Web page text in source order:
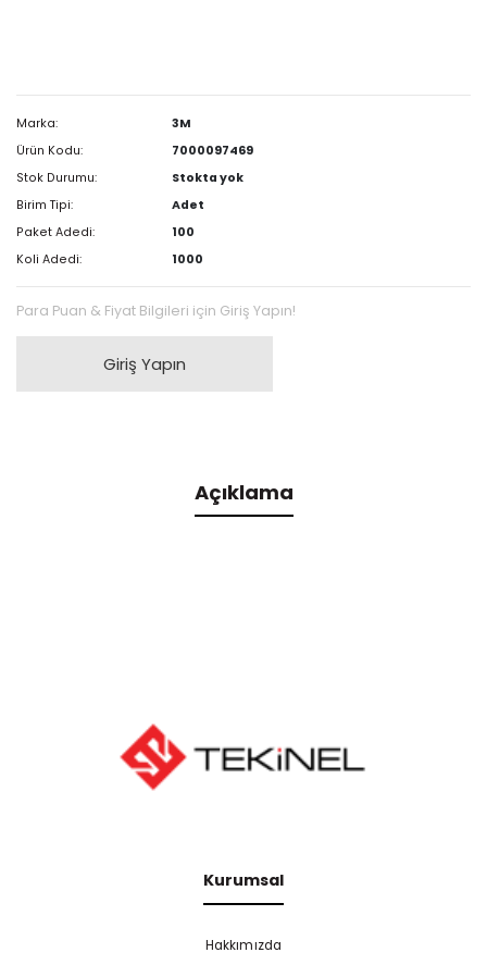
Marka:
3M
Ürün Kodu:
7000097469
Stok Durumu:
Stokta yok
Birim Tipi:
Adet
Paket Adedi:
100
Koli Adedi:
1000
Para Puan & Fiyat Bilgileri için Giriş Yapın!
Giriş Yapın
Açıklama
Kurumsal
Hakkımızda